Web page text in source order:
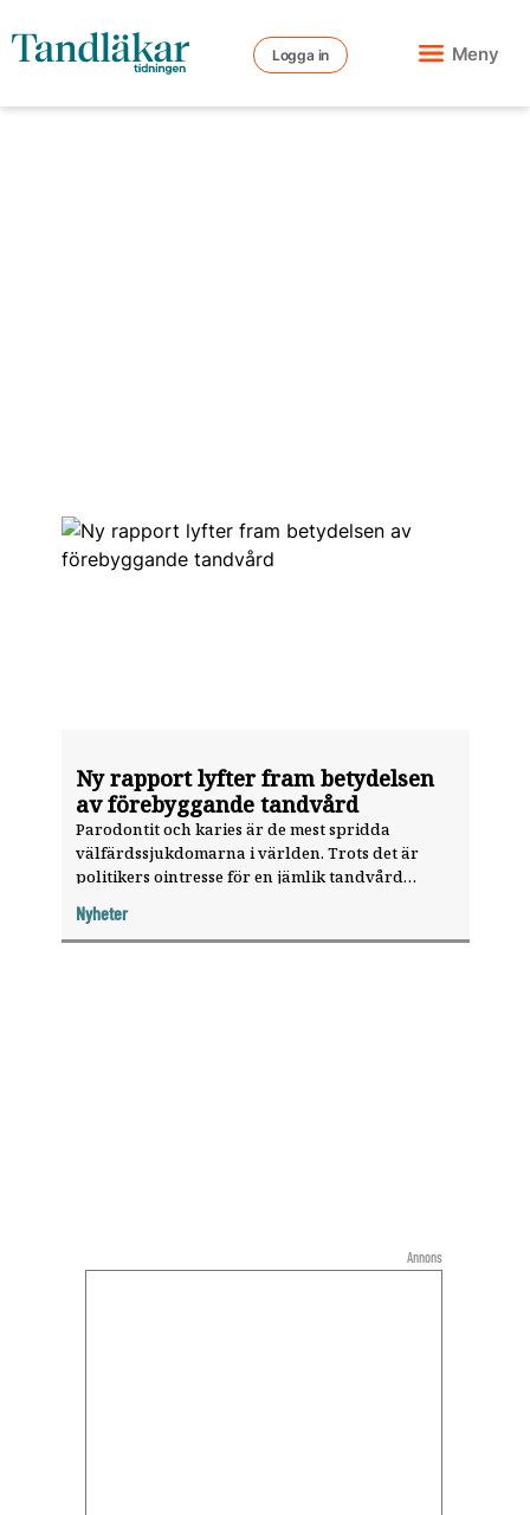
Logga in Meny
Ny rapport lyfter fram betydelsen
av förebyggande tandvård
Parodontit och karies är de mest spridda
välfärdssjukdomarna i världen. Trots det är
politikers ointresse för en jämlik tandvård
Periodontology (EFP) i en ny rapport.
Nyheter
Annons